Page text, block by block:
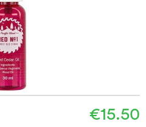
€15.50